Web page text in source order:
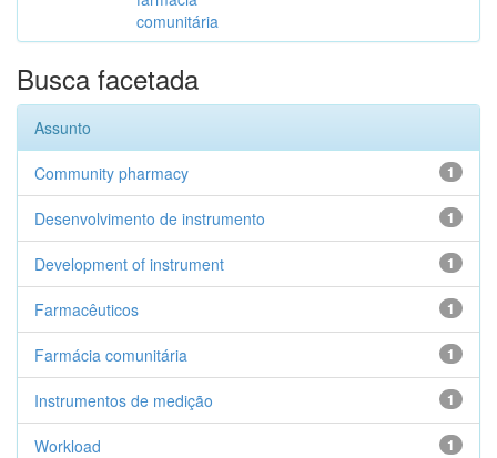
comunitária
Busca facetada
Assunto
1
Community pharmacy
1
Desenvolvimento de instrumento
1
Development of instrument
1
Farmacêuticos
1
Farmácia comunitária
1
Instrumentos de medição
1
Workload